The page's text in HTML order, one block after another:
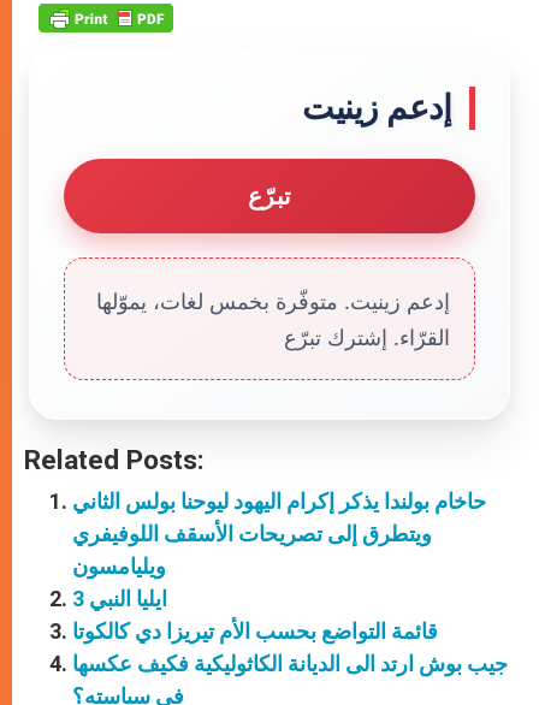
إدعم زينيت
تبرّع
إدعم زينيت. متوفّرة بخمس لغات، يموّلها
القرّاء. إشترك تبرّع
Related Posts:
حاخام بولندا يذكر إكرام اليهود ليوحنا بولس الثاني
ويتطرق إلى تصريحات الأسقف اللوفيفري
ويليامسون
ايليا النبي 3
قائمة التواضع بحسب الأم تيريزا دي كالكوتا
جيب بوش ارتد الى الديانة الكاثوليكية فكيف عكسها
في سياسته؟